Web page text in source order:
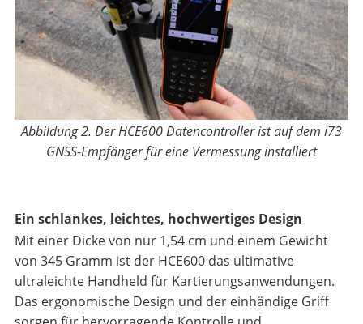
Abbildung 2. Der HCE600 Datencontroller ist auf dem i73
GNSS-Empfänger für eine Vermessung installiert
Ein schlankes, leichtes, hochwertiges Design
Mit einer Dicke von nur 1,54 cm und einem Gewicht
von 345 Gramm ist der HCE600 das ultimative
ultraleichte Handheld für Kartierungsanwendungen.
Das ergonomische Design und der einhändige Griff